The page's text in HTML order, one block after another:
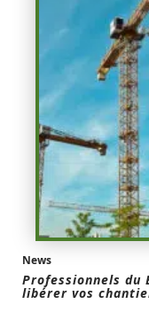
News
Professionnels du
libérer vos